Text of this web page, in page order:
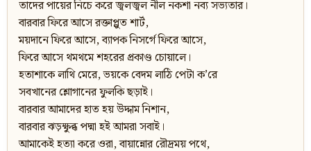
তাদের পায়ের নিচে করে জ্বলজ্বল নীল নকশা নব্য সভ্যতার।
বারবার ফিরে আসে রক্তাপ্লুত শার্ট,
ময়দানে ফিরে আসে, ব্যাপক নিসর্গে ফিরে আসে,
ফিরে আসে থমথমে শহরের প্রকাণ্ড চোয়ালে।
হতাশাকে লাথি মেরে, ভয়কে বেদম লাঠি পেটা ক’রে
সবখানের শ্লোগানের ফুলকি ছড়াই।
বারবার আমাদের হাত হয় উদ্দাম নিশান,
বারবার ঝড়ক্ষুব্ধ পদ্মা হই আমরা সবাই।
আমাকেই হত্যা করে ওরা, বায়ান্নোর রৌদ্রময় পথে,